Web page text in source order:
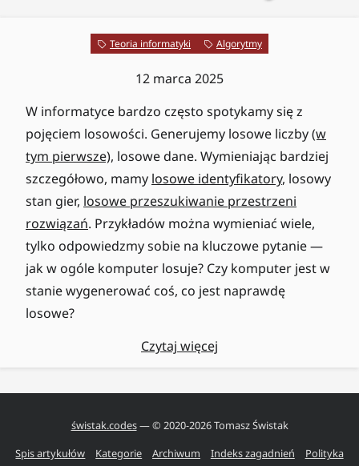
Teoria informatyki Algorytmy
12 marca 2025
W informatyce bardzo często spotykamy się z
pojęciem losowości. Generujemy losowe liczby(w
tym pierwsze), losowe dane. Wymieniając bardziej
szczegółowo, mamy losowe identyfikatory, losowy
stan gier, losowe przeszukiwanie przestrzeni
rozwiązań. Przykładów można wymieniać wiele,
tylko odpowiedzmy sobie na kluczowe pytanie —
jak w ogóle komputer losuje? Czy komputer jest w
stanie wygenerować coś, co jest naprawdę
losowe?
Czytaj więcej
świstak.codes— © 2020-2026Tomasz Świstak
Spis artykułów
Kategorie Archiwum Indeks zagadnień
Polityka